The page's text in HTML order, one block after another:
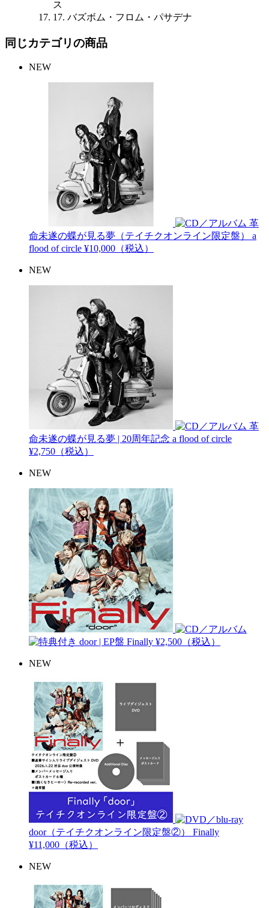
ス
17. バズボム・フロム・パサデナ
同じカテゴリの商品
NEW
革
命未遂の蝶が見る夢（テイチクオンライン限定盤） a
flood of circle ¥10,000（税込）
NEW
革
命未遂の蝶が見る夢 | 20周年記念 a flood of circle
¥2,750（税込）
NEW
door | EP盤 Finally ¥2,500（税込）
NEW
door（テイチクオンライン限定盤②） Finally
¥11,000（税込）
NEW